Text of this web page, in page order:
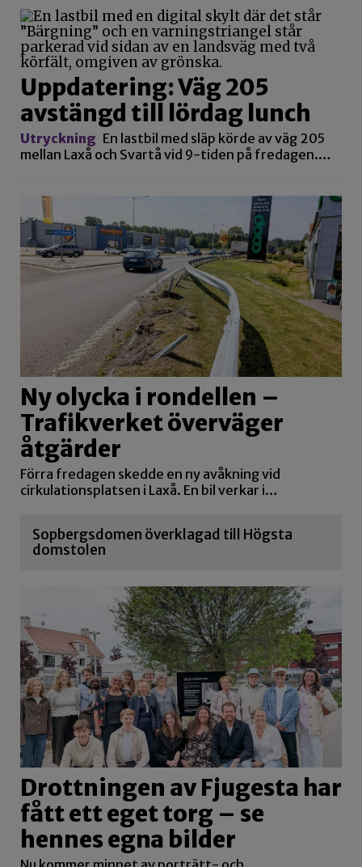
Uppdatering: Väg 205
avstängd till lördag lunch
Utryckning En lastbil med släp körde av väg 205
mellan Laxå och Svartå vid 9-tiden på fredagen.…
Ny olycka i rondellen –
Trafikverket överväger
åtgärder
Förra fredagen skedde en ny avåkning vid
cirkulationsplatsen i Laxå. En bil verkar i…
Sopbergsdomen överklagad till Högsta
domstolen
Drottningen av Fjugesta har
fått ett eget torg – se
hennes egna bilder